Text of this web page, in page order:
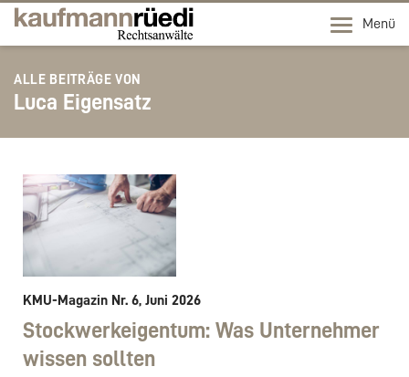
Menü
ALLE BEITRÄGE VON
Luca Eigensatz
KMU-Magazin Nr. 6, Juni 2026
Stockwerkeigentum: Was Unternehmer
wissen sollten